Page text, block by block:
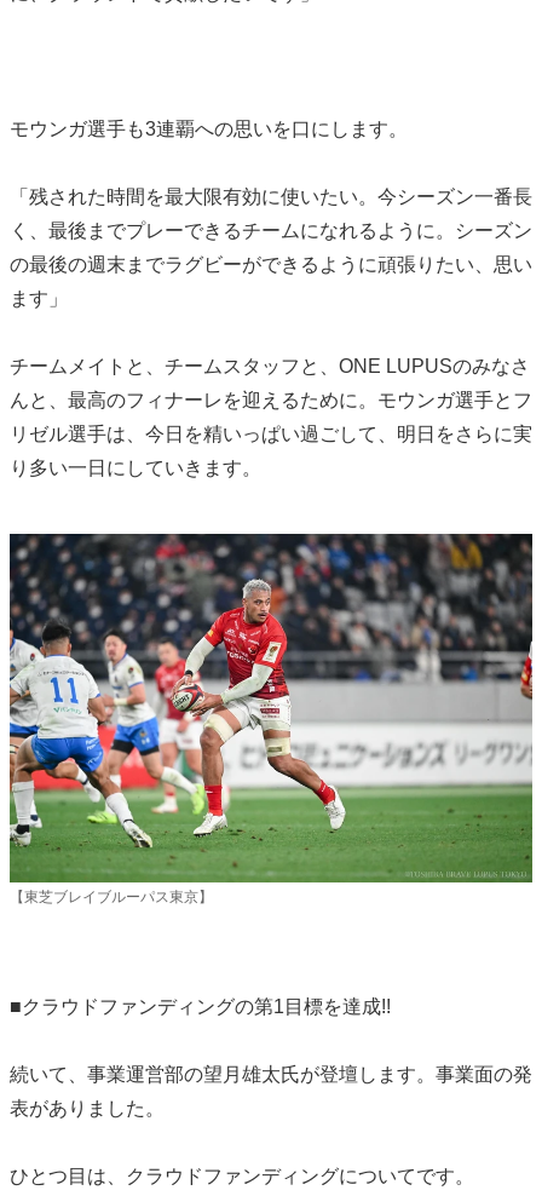
モウンガ選手も3連覇への思いを口にします。
「残された時間を最大限有効に使いたい。今シーズン一番長
く、最後までプレーできるチームになれるように。シーズン
の最後の週末までラグビーができるように頑張りたい、思い
ます」
チームメイトと、チームスタッフと、ONE LUPUSのみなさ
んと、最高のフィナーレを迎えるために。モウンガ選手とフ
リゼル選手は、今日を精いっぱい過ごして、明日をさらに実
り多い一日にしていきます。
【東芝ブレイブルーパス東京】
■クラウドファンディングの第1目標を達成!!
続いて、事業運営部の望月雄太氏が登壇します。事業面の発
表がありました。
ひとつ目は、クラウドファンディングについてです。